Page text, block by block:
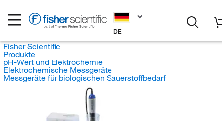
DE
Fisher Scientific
Produkte
pH-Wert und Elektrochemie
Elektrochemische Messgeräte
Messgeräte für biologischen Sauerstoffbedarf